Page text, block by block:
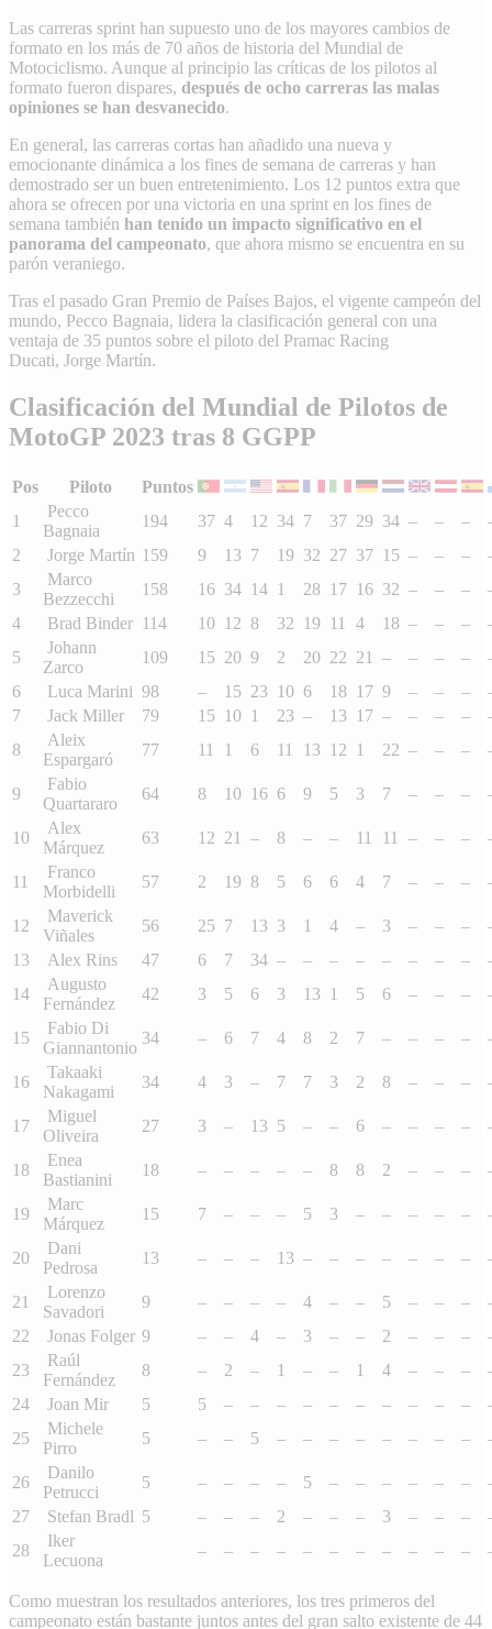
Las carreras sprint han supuesto uno de los mayores cambios de
formato en los más de 70 años de historia del Mundial de
Motociclismo. Aunque al principio las críticas de los pilotos al
formato fueron dispares, después de ocho carreras las malas
opiniones se han desvanecido.
En general, las carreras cortas han añadido una nueva y
emocionante dinámica a los fines de semana de carreras y han
demostrado ser un buen entretenimiento. Los 12 puntos extra que
ahora se ofrecen por una victoria en una sprint en los fines de
semana también han tenido un impacto significativo en el
panorama del campeonato, que ahora mismo se encuentra en su
parón veraniego.
Tras el pasado Gran Premio de Países Bajos, el vigente campeón del
mundo, Pecco Bagnaia, lidera la clasificación general con una
ventaja de 35 puntos sobre el piloto del Pramac Racing
Ducati, Jorge Martín.
Clasificación del Mundial de Pilotos de
MotoGP 2023 tras 8 GGPP
Pos Piloto
Puntos
1
Pecco
Bagnaia
194 37 4 12 34 7 37 29 34 – – –
2
Jorge Martín 159 9 13 7 19 32 27 37 15 – – –
3
Marco
Bezzecchi
158 16 34 14 1 28 17 16 32 – – –
4
Brad Binder 114 10 12 8 32 19 11 4 18 – – –
5
Johann
Zarco
109 15 20 9 2 20 22 21 – – – –
6
Luca Marini 98 – 15 23 10 6 18 17 9 – – –
7
Jack Miller 79 15 10 1 23 – 13 17 – – – –
8
Aleix
Espargaró
77 11 1 6 11 13 12 1 22 – – –
9
Fabio
Quartararo
64 8 10 16 6 9 5 3 7 – – –
10
Alex
Márquez
63 12 21 – 8 – – 11 11 – – –
11
Franco
Morbidelli
57 2 19 8 5 6 6 4 7 – – –
12
Maverick
Viñales
56 25 7 13 3 1 4 – 3 – – –
13
Alex Rins 47 6 7 34 – – – – – – – –
14
Augusto
Fernández
42 3 5 6 3 13 1 5 6 – – –
15
Fabio Di
Giannantonio
34 – 6 7 4 8 2 7 – – – –
16
Takaaki
Nakagami
34 4 3 – 7 7 3 2 8 – – –
17
Miguel
Oliveira
27 3 – 13 5 – – 6 – – – –
18
Enea
Bastianini
18 – – – – – 8 8 2 – – –
19
Marc
Márquez
15 7 – – – 5 3 – – – – –
20
Dani
Pedrosa
13 – – – 13 – – – – – – –
21
Lorenzo
Savadori
9 – – – – 4 – – 5 – – –
22
Jonas Folger 9 – – 4 – 3 – – 2 – – –
23
Raúl
Fernández
8 – 2 – 1 – – 1 4 – – –
24
Joan Mir 5 5 – – – – – – – – – –
25
Michele
Pirro
5 – – 5 – – – – – – – –
26
Danilo
Petrucci
5 – – – – 5 – – – – – –
27
Stefan Bradl 5 – – – 2 – – – 3 – – –
28
Iker
Lecuona
– – – – – – – – – – –
Como muestran los resultados anteriores, los tres primeros del
campeonato están bastante juntos antes del gran salto existente de 44